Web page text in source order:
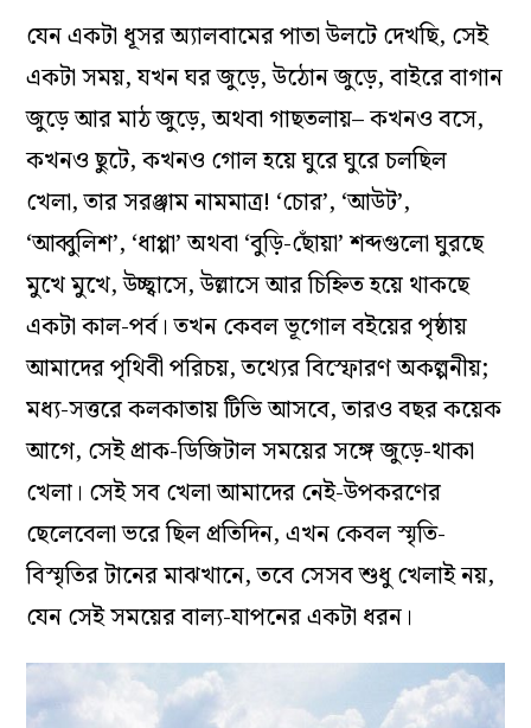
যেন একটা ধূসর অ্যালবামের পাতা উলটে দেখছি, সেই
একটা সময়, যখন ঘর জুড়ে, উঠোন জুড়ে, বাইরে বাগান
জুড়ে আর মাঠ জুড়ে, অথবা গাছতলায়– কখনও বসে,
কখনও ছুটে, কখনও গোল হয়ে ঘুরে ঘুরে চলছিল
খেলা, তার সরঞ্জাম নামমাত্র! ‘চোর’, ‘আউট’,
‘আব্বুলিশ’, ‘ধাপ্পা’ অথবা ‘বুড়ি-ছোঁয়া’ শব্দগুলো ঘুরছে
মুখে মুখে, উচ্ছ্বাসে, উল্লাসে আর চিহ্নিত হয়ে থাকছে
একটা কাল-পর্ব। তখন কেবল ভূগোল বইয়ের পৃষ্ঠায়
আমাদের পৃথিবী পরিচয়, তথ্যের বিস্ফোরণ অকল্পনীয়;
মধ্য-সত্তরে কলকাতায় টিভি আসবে, তারও বছর কয়েক
আগে, সেই প্রাক-ডিজিটাল সময়ের সঙ্গে জুড়ে-থাকা
খেলা। সেই সব খেলা আমাদের নেই-উপকরণের
ছেলেবেলা ভরে ছিল প্রতিদিন, এখন কেবল স্মৃতি-
বিস্মৃতির টানের মাঝখানে, তবে সেসব শুধু খেলাই নয়,
যেন সেই সময়ের বাল্য-যাপনের একটা ধরন।